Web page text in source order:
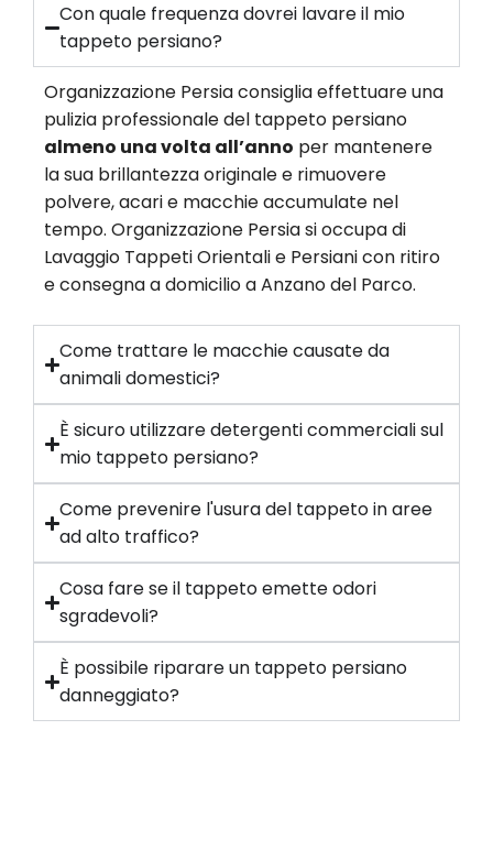
Con quale frequenza dovrei lavare il mio
tappeto persiano?
Organizzazione Persia consiglia effettuare una
pulizia professionale del tappeto persiano
almeno una volta all’anno per mantenere
la sua brillantezza originale e rimuovere
polvere, acari e macchie accumulate nel
tempo. Organizzazione Persia si occupa di
Lavaggio Tappeti Orientali e Persiani con ritiro
e consegna a domicilio a Anzano del Parco.
Come trattare le macchie causate da
animali domestici?
È sicuro utilizzare detergenti commerciali sul
mio tappeto persiano?
Come prevenire l'usura del tappeto in aree
ad alto traffico?
Cosa fare se il tappeto emette odori
sgradevoli?
È possibile riparare un tappeto persiano
danneggiato?